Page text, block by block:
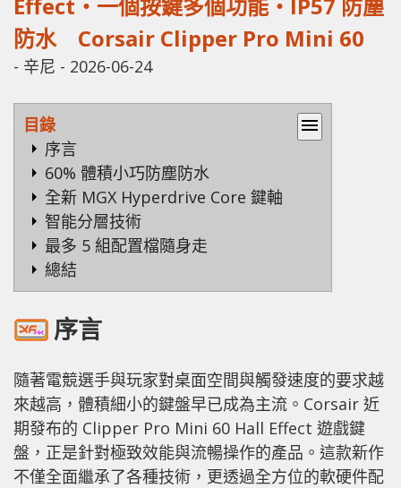
防水 Corsair Clipper Pro Mini 60
- 辛尼 - 2026-06-24
目錄
menu
序言
60% 體積小巧防塵防水
全新 MGX Hyperdrive Core 鍵軸
智能分層技術
最多 5 組配置檔隨身走
總結
序言
隨著電競選手與玩家對桌面空間與觸發速度的要求越
來越高，體積細小的鍵盤早已成為主流。Corsair 近
期發布的 Clipper Pro Mini 60 Hall Effect 遊戲鍵
盤，正是針對極致效能與流暢操作的產品。這款新作
不僅全面繼承了各種技術，更透過全方位的軟硬件配